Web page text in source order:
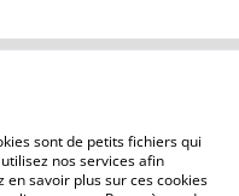
de cookies
sont de petits fichiers qui
nos services afin
savoir plus sur ces cookies